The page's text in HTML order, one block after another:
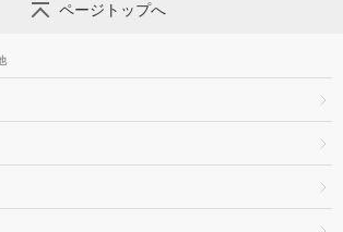
ページトップへ